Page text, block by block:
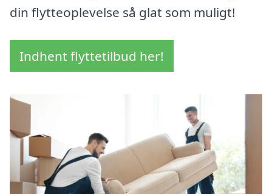
din flytteoplevelse så glat som muligt!
Indhent flyttetilbud her!